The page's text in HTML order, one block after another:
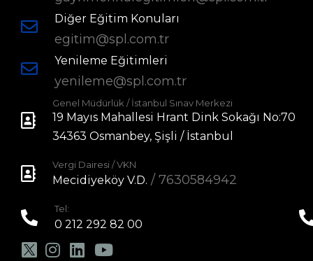
Diğer Eğitim Konuları
egitim@spl.com.tr
Yenileme Eğitimleri
yenileme@spl.com.tr
Genel Müdürlük / İstanbul Sınav Merkezi
19 Mayıs Mahallesi Hrant Dink Sokağı No:70
34363 Osmanbey, Şişli / İstanbul
Vergi Dairesi / VKN
Mecidiyeköy V.D. / 7630584942
Tel:
0 212 292 82 00